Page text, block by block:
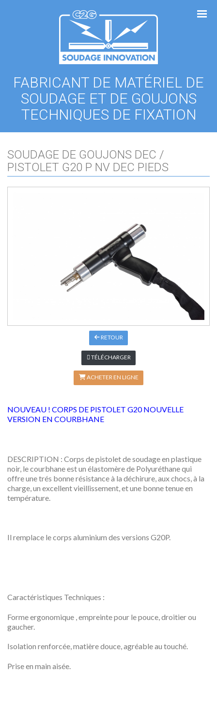
FABRICANT DE MATÉRIEL DE
SOUDAGE ET DE GOUJONS
TECHNIQUES DE FIXATION
SOUDAGE DE GOUJONS DEC /
PISTOLET G20 P NV DEC PIEDS
RETOUR
TÉLÉCHARGER
ACHETER EN LIGNE
NOUVEAU ! CORPS DE PISTOLET G20 NOUVELLE
VERSION EN COURBHANE
DESCRIPTION : Corps de pistolet de soudage en plastique
noir, le courbhane est un élastomère de Polyuréthane qui
offre une trés bonne résistance à la déchirure, aux chocs, à la
charge, un excellent vieillissement, et une bonne tenue en
température.
Il remplace le corps aluminium des versions G20P.
Caractéristiques Techniques :
Forme ergonomique , empreinte pour le pouce, droitier ou
gaucher.
Isolation renforcée, matière douce, agréable au touché.
Prise en main aisée.